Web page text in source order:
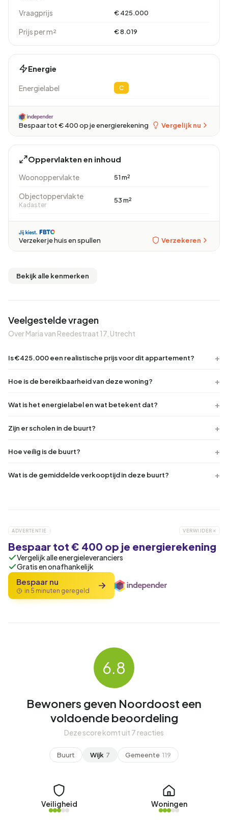
Vraagprijs € 425.000
Prijs per m² € 8.019
Energie
Energielabel C
Bespaar tot € 400 op je energierekening Vergelijk nu
Oppervlakten en inhoud
Woonoppervlakte 51 m²
Objectoppervlakte
Kadaster
53 m²
Verzeker je huis en spullen Verzekeren
Bekijk alle kenmerken
Veelgestelde vragen
Over Maria van Reedestraat 17, Utrecht
Is €425.000 een realistische prijs voor dit appartement?
Hoe is de bereikbaarheid van deze woning?
Wat is het energielabel en wat betekent dat?
Zijn er scholen in de buurt?
Hoe veilig is de buurt?
Wat is de gemiddelde verkooptijd in deze buurt?
ADVERTENTIE VERWIJDER
Bespaar tot € 400 op je energierekening
Vergelijk alle energieleveranciers
Gratis en onafhankelijk
Bespaar nu
in 5 minuten geregeld
6.8
Bewoners geven Noordoost een
voldoende beoordeling
Deze score komt uit 7 reacties
Buurt Wijk 7 Gemeente 119
Veiligheid Woningen